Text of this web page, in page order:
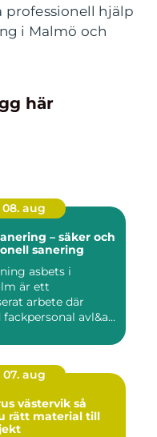
professionell hjälp
i Malmö och
här
08. aug
– säker och
sanering
asbets i
är ett
arbete där
avl&a...
07. aug
västervik så
rätt material till